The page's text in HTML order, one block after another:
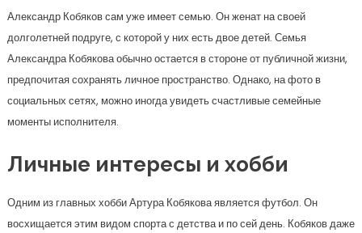
Александр Кобяков сам уже имеет семью. Он женат на своей
долголетней подруге, с которой у них есть двое детей. Семья
Александра Кобякова обычно остается в стороне от публичной жизни,
предпочитая сохранять личное пространство. Однако, на фото в
социальных сетях, можно иногда увидеть счастливые семейные
моменты исполнителя.
Личные интересы и хобби
Одним из главных хобби Артура Кобякова является футбол. Он
восхищается этим видом спорта с детства и по сей день. Кобяков даже